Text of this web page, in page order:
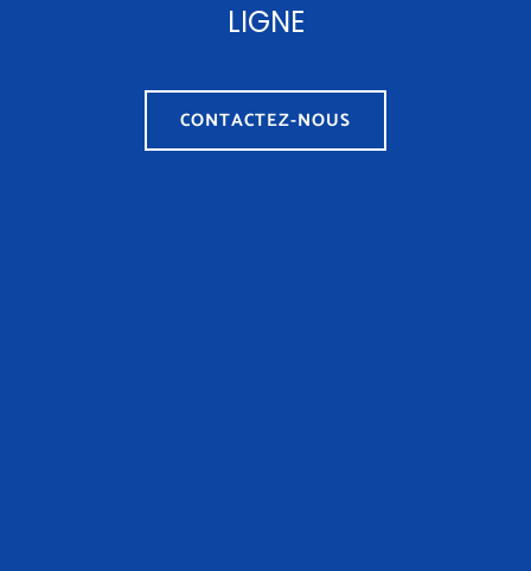
LIGNE
CONTACTEZ-NOUS